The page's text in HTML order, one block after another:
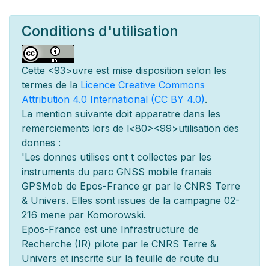
Conditions d'utilisation
Cette <93>uvre est mise disposition selon les
termes de la Licence Creative Commons
Attribution 4.0 International (CC BY 4.0).
La mention suivante doit apparatre dans les
remerciements lors de l<80><99>utilisation des
donnes :
'Les donnes utilises ont t collectes par les
instruments du parc GNSS mobile franais
GPSMob de Epos-France gr par le CNRS Terre
& Univers. Elles sont issues de la campagne 02-
216 mene par Komorowski.
Epos-France est une Infrastructure de
Recherche (IR) pilote par le CNRS Terre &
Univers et inscrite sur la feuille de route du